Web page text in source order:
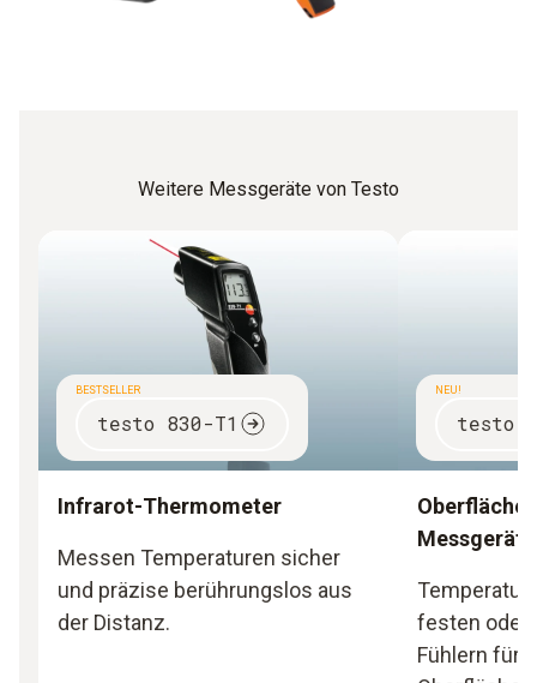
Weitere Messgeräte von Testo
BESTSELLER
testo 830-T1
Infrarot-Thermometer
Messen Temperaturen sicher
und präzise berührungslos aus
der Distanz.
NEU!
testo
Messgeräte
festen oder
Fühlern für